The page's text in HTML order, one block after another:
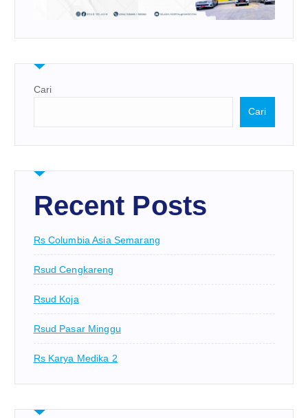
Cari
Cari
Recent Posts
Rs Columbia Asia Semarang
Rsud Cengkareng
Rsud Koja
Rsud Pasar Minggu
Rs Karya Medika 2